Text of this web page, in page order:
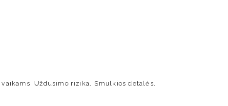
Uždusimo rizika. Smulkios detalės.